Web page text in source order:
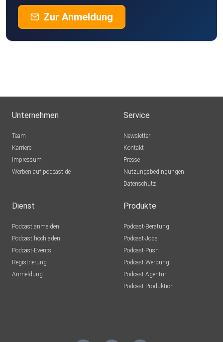
Zur Anmeldung
Unternehmen
Team
Karriere
Impressum
Werben auf podcast.de
Service
Newsletter
Kontakt
Presse
Nutzungsbedingungen
Datenschutz
Dienst
Podcast anmelden
Podcast hochladen
Podcast-Events
Registrierung
Anmeldung
Produkte
Podcast-Beratung
Podcast-Jobs
Podcast-Push
Podcast-Werbung
Podcast-Agentur
Podcast-Produktion